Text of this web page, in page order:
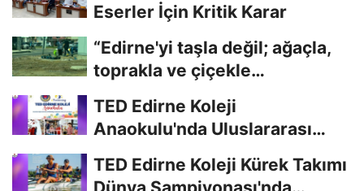
Eserler İçin Kritik Karar
“Edirne'yi taşla değil; ağaçla,
toprakla ve çiçekle
TED Edirne Koleji
Anaokulu'nda Uluslararası
TED Edirne Koleji Kürek Takımı